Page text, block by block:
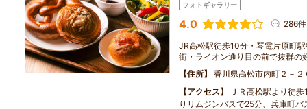
フォトギャラリー
4.0 286件
JR高松駅徒歩10分・琴電片原町
街・ライオン通り目の前で抜群の
住所
香川県高松市内町２－２
アクセス
ＪＲ高松駅より徒
りリムジンバスで25分、兵庫町バ